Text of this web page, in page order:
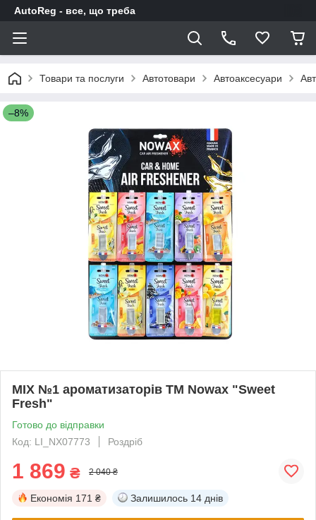
AutoReg - все, що треба
Товари та послуги Автотовари Автоаксесуари
–8%
MIX №1 ароматизаторів TM Nowax "Sweet
Fresh"
Готово до відправки
Код: LI_NX07773
Роздріб
1 869 ₴ 2 040 ₴
Економія 171 ₴ Залишилось 14 днів